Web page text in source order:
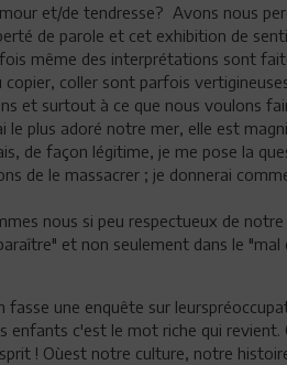
et/de tendresse? Avons nous
de parole et cet exhibition de
même des interprétations sont
copier, coller sont parfois
et surtout à ce que nous voulons
le plus adoré notre mer, elle est
de façon légitime, je me pose la
de le massacrer ; je donnerai
nous si peu respectueux de
et non seulement dans le "mal
fasse une enquête sur
enfants c'est le mot riche qui
! Oùest notre culture, notre